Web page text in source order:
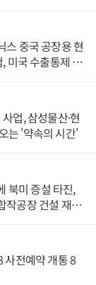
스 중국 공장용 현
미국 수출통제 대
업, 삼성물산·현
는 '약속의 시간'
북미 증설 타진,
작공장 건설 재추
사전예약 개통 8